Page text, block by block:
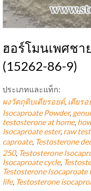
ฮอร์โมนเพศชา
(15262-86-9)
ประเภทและแท็ก:
ผงวัตถุดิบเตียรอยด์, เตียร
Isocaproate Powder,
testosterone at home,
Isocaproate ester, raw
caproate, Testosterone
250, Testosterone
Isocaproate cycle,
Testosterone Isocaproate
life, Testosterone